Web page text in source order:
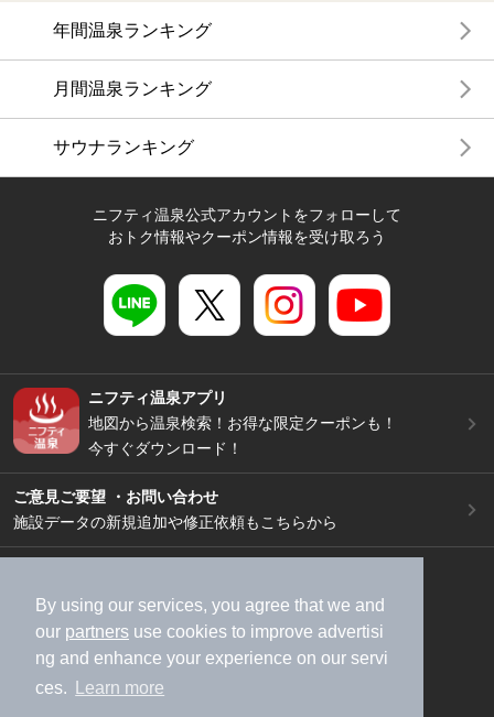
By using our services, you agree that we and
our partners use cookies to improve advertisi
ng and enhance your experience on our servi
ces.
Learn more
年間温泉ランキング
月間温泉ランキング
サウナランキング
ニフティ温泉公式アカウントをフォローして
おトク情報やクーポン情報を受け取ろう
ニフティ温泉アプリ
地図から温泉検索！お得な限定クーポンも！
今すぐダウンロード！
ご意見ご要望 ・お問い合わせ
施設データの新規追加や修正依頼もこちらから
加盟店募集（資料請求）
広告出稿のご案内
利用規約
ライフスタイルMEMBERS+規約
特定商取引法に基づく表記
ヘルプ
採用情報
運営会社